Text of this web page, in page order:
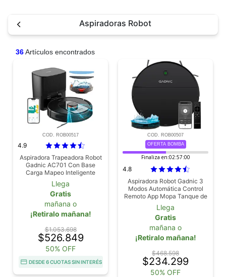
Aspiradoras Robot
36Artículos encontrados
COD. ROB00517
4.9
Aspiradora Trapeadora Robot
Gadnic AC701 Con Base
Carga Mapeo Inteligente
Llega
Gratis
mañana o
¡Retiralo mañana!
$1.053.698
$526.849
50% OFF
DESDE 6 CUOTAS SIN INTERÉS
COD. ROB00507
OFERTA BOMBA
Finaliza en:02:56:59
4.8
Aspiradora Robot Gadnic 3
Modos Automática Control
Remoto App Mopa Tanque de
Agua 150 ml Filtro Lavable
Programación Auto-Recarga
Llega
Gratis
mañana o
¡Retiralo mañana!
$468.598
$234.299
50% OFF